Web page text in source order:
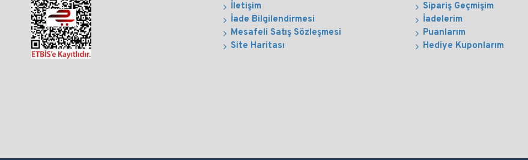
İletişim
İade Bilgilendirmesi
Mesafeli Satış Sözleşmesi
Site Haritası
Sipariş Geçmişim
İadelerim
Puanlarım
Hediye Kuponlarım